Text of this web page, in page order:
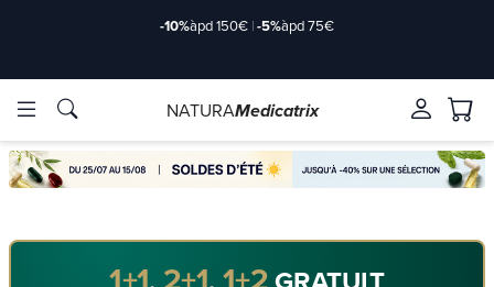
Marken
-10%àpd 150€ |-5%àpd 75€
Marken
NATURAMedicatrix